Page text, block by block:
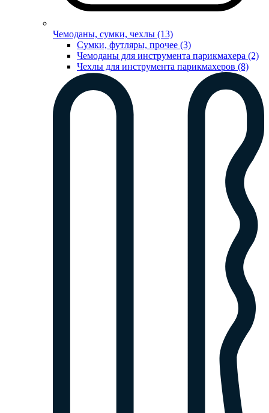
Чемоданы, сумки, чехлы (13)
Сумки, футляры, прочее (3)
Чемоданы для инструмента парикмахера (2)
Чехлы для инструмента парикмахеров (8)